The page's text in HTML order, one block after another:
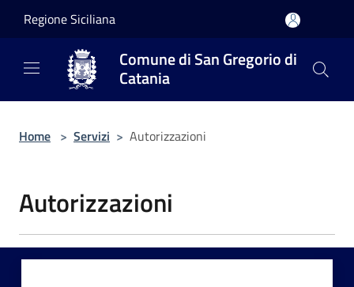
Regione Siciliana
Comune di San Gregorio di
Catania
Home > Servizi > Autorizzazioni
Autorizzazioni